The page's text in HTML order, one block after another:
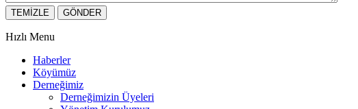
Hızlı Menu
Haberler
Köyümüz
Derneğimiz
Derneğimizin Üyeleri